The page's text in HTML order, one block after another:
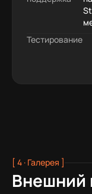
Тестирование
[ 4 · Галерея ]
Внешний